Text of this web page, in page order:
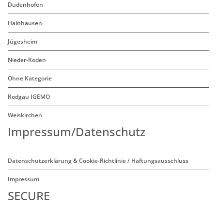
Dudenhofen
Hainhausen
Jügesheim
Nieder-Roden
Ohne Kategorie
Rodgau IGEMO
Weiskirchen
Impressum/Datenschutz
Datenschutzerklärung & Cookie-Richtlinie / Haftungsausschluss
Impressum
SECURE